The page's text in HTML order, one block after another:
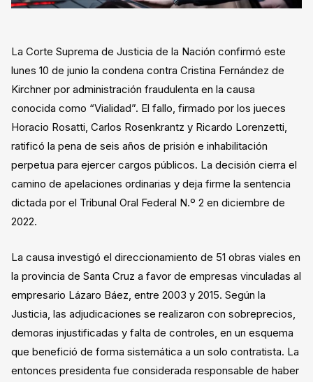
La Corte Suprema de Justicia de la Nación confirmó este
lunes 10 de junio la condena contra Cristina Fernández de
Kirchner por administración fraudulenta en la causa
conocida como “Vialidad”. El fallo, firmado por los jueces
Horacio Rosatti, Carlos Rosenkrantz y Ricardo Lorenzetti,
ratificó la pena de seis años de prisión e inhabilitación
perpetua para ejercer cargos públicos. La decisión cierra el
camino de apelaciones ordinarias y deja firme la sentencia
dictada por el Tribunal Oral Federal N.º 2 en diciembre de
2022.
La causa investigó el direccionamiento de 51 obras viales en
la provincia de Santa Cruz a favor de empresas vinculadas al
empresario Lázaro Báez, entre 2003 y 2015. Según la
Justicia, las adjudicaciones se realizaron con sobreprecios,
demoras injustificadas y falta de controles, en un esquema
que benefició de forma sistemática a un solo contratista. La
entonces presidenta fue considerada responsable de haber